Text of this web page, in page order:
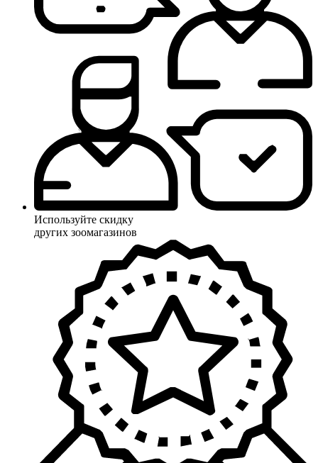
Используйте скидку
других зоомагазинов